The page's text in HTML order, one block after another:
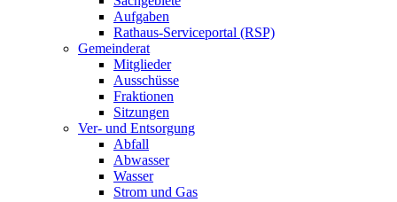
Aufgaben
Rathaus-Serviceportal (RSP)
Gemeinderat
Mitglieder
Ausschüsse
Fraktionen
Sitzungen
Ver- und Entsorgung
Abfall
Abwasser
Wasser
Strom und Gas